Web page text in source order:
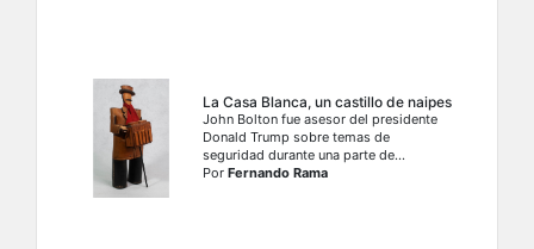
La Casa Blanca, un castillo de naipes
John Bolton fue asesor del presidente
Donald Trump sobre temas de
seguridad durante una parte de...
PorFernando Rama